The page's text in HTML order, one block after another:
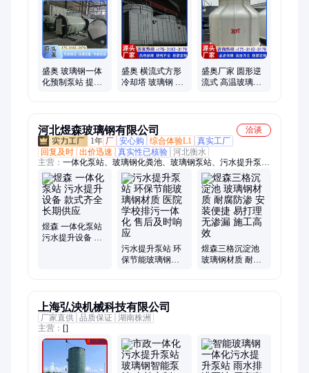
盛奥 玻璃钢一体
化预制泵站 提升
盛奥 横流式方形
冷却塔 玻璃钢 空
盛奥厂家 圆形逆
流式 高温玻璃钢
河北煜森玻璃钢有限公司
洽谈
1年 厂 安心购 综合体验L1 真实工厂
回复及时 出价迅速 真实性已核验 河北衡水
主营： 一体化泵站、玻璃钢化粪池、玻璃钢泵站、污水提升泵
站、雨水提升泵站、缠绕化粪池、一体化预制泵站、灌溉泵站、
泵站一体化、雨水泵站、泵站厂家直供、污水泵站
煜森 一体化泵站
污水提升设备 款
污水提升泵站 环
保节能玻璃钢材
煜森三格沉淀池
玻璃钢材质 耐腐
上海弘泱机械科技有限公司
厂家直供 品质保证 湖南株洲
主营： []